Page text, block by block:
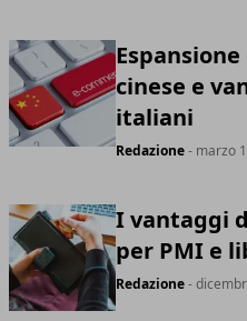
cinese e
italiani
Redazione- marzo
I vantaggi
per PMI e
Redazione-